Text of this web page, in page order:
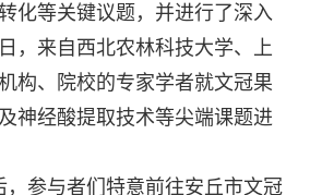
化等关键议题，并进行了深入
，来自西北农林科技大学、上
构、院校的专家学者就文冠果
神经酸提取技术等尖端课题进
与者们特意前往安丘市文冠